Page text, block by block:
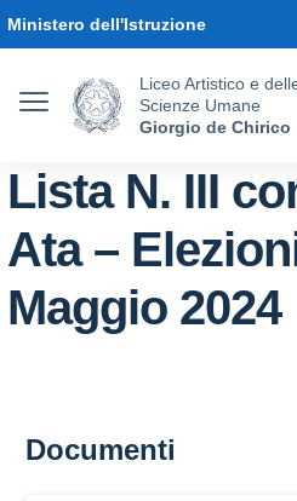
Ministero dell'Istruzione
Liceo Artistico e
Scienze Umane
Giorgio de Chirico
Lista N. III
Ata –
Maggio 2024
Documenti